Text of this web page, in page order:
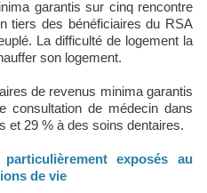
garantis sur cinq rencontre
tiers des bénéficiaires du RSA
La difficulté de logement la
son logement.
de revenus minima garantis
consultation de médecin dans
et 29 % à des soins dentaires.
exposés au
de vie